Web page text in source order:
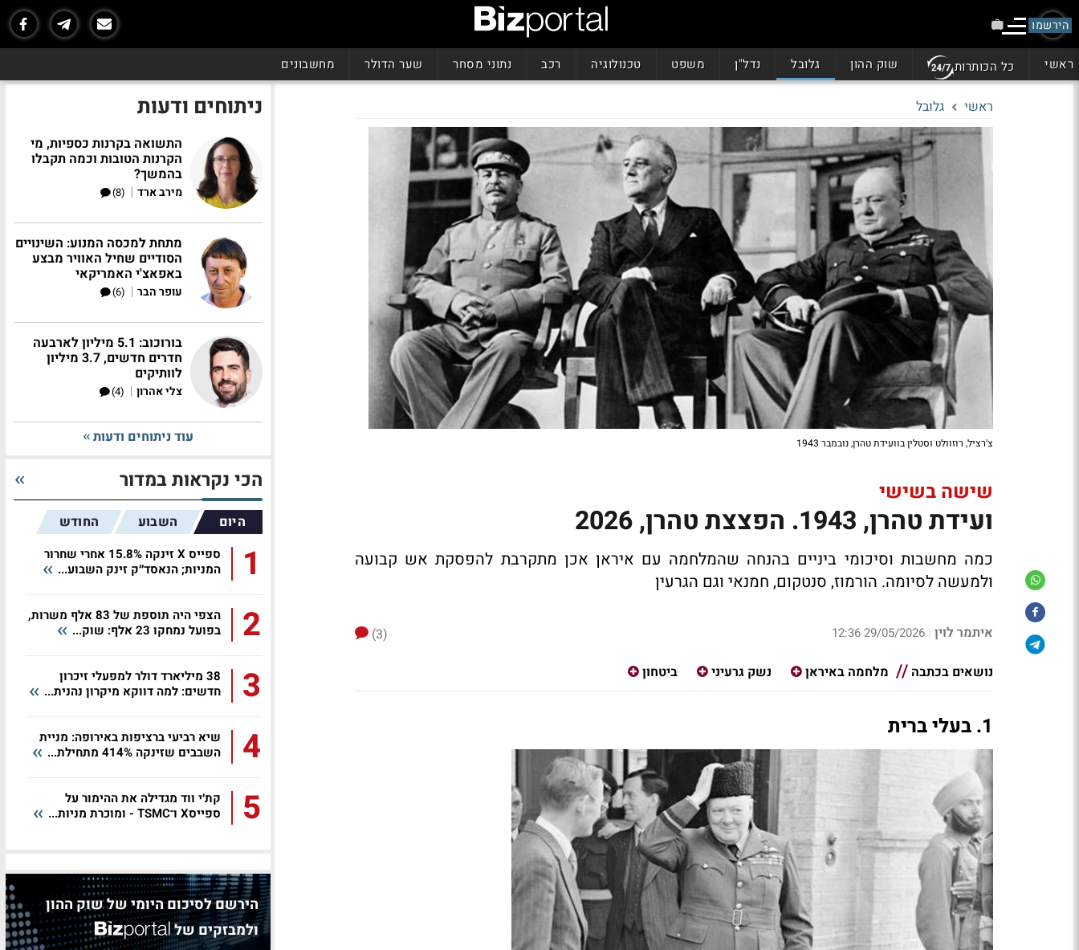
הירשמו
ראשי כל הכותרות שוק ההון גלובל נדל"ן משפט טכנולוגיה רכב נתוני מסחר שער הדולר מחשבונים
ראשי גלובל
צ'רציל, רוזוולט וסטלין בוועידת טהרן, נובמבר 1943
שישה בשישי
ועידת טהרן, 1943. הפצצת טהרן, 2026
כמה מחשבות וסיכומי ביניים בהנחה שהמלחמה עם איראן אכן מתקרבת להפסקת אש קבועה
ולמעשה לסיומה. הורמוז, סנטקום, חמנאי וגם הגרעין
איתמר לוין |
29/05/2026 12:36
(3)
נושאים בכתבה
מלחמה באיראן נשק גרעיני ביטחון
1. בעלי ברית
ניתוחים ודעות
התשואה בקרנות כספיות, מי
הקרנות הטובות וכמה תקבלו
בהמשך?
מירב ארד |
(8)
מתחת למכסה המנוע: השינויים
הסודיים שחיל האוויר מבצע
באפאצ'י האמריקאי
עופר הבר |
(6)
בורוכוב: 5.1 מיליון לארבעה
חדרים חדשים, 3.7 מיליון
לוותיקים
צלי אהרון |
(4)
עוד ניתוחים ודעות
הכי נקראות במדור
היום השבוע החודש
1
ספייס X זינקה 15.8% אחרי שחרור
המניות; הנאסד״ק זינק השבוע...
2
הצפי היה תוספת של 83 אלף משרות,
בפועל נמחקו 23 אלף: שוק...
3
38 מיליארד דולר למפעלי זיכרון
חדשים: למה דווקא מיקרון נהנית...
4
שיא רביעי ברציפות באירופה: מניית
השבבים שזינקה 414% מתחילת...
5
קת׳י ווד מגדילה את ההימור על
ספייסX ו־TSMC - ומוכרת מניות...
הירשם לסיכום היומי של שוק ההון
ולמבזקים של